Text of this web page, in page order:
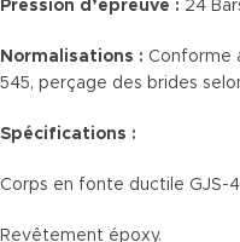
Pression d’épreuve : 24
Normalisations : Conforme
545, perçage des brides
Spécifications :
Corps en fonte ductile GJS-
Revêtement époxy.